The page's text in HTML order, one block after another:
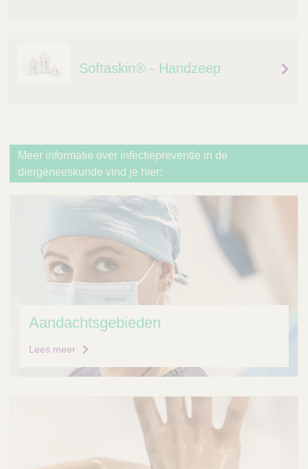
Softaskin® - Handzeep
Meer informatie over infectiepreventie in de
diergeneeskunde vind je hier:
Aandachtsgebieden
Lees meer